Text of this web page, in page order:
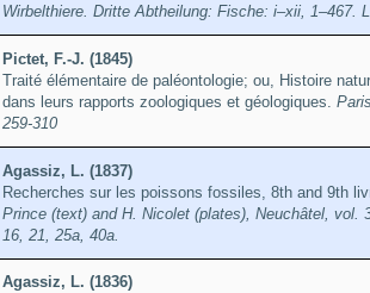
Wirbelthiere. Dritte Abtheilung: Fische: i–xii, 1–467.
Pictet, F.-J. (1845)
Traité élémentaire de paléontologie; ou, Histoire
dans leurs rapports zoologiques et géologiques.
259-310
Agassiz, L. (1837)
Recherches sur les poissons fossiles, 8th and 9th
Prince (text) and H. Nicolet (plates), Neuchâtel,
16, 21, 25a, 40a.
Agassiz, L. (1836)